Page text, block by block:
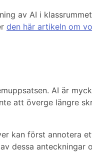
av AI i
den här artikeln om
AI är
att överge längre
kan först annotera
dessa anteckningar